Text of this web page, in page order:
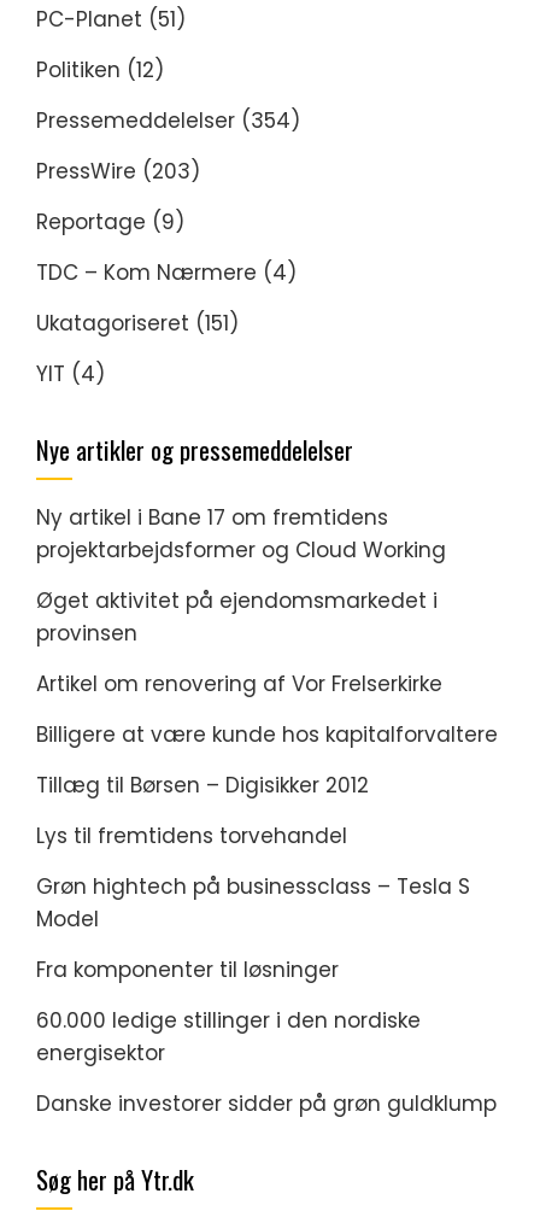
PC-Planet (51)
Politiken (12)
Pressemeddelelser (354)
PressWire (203)
Reportage (9)
TDC – Kom Nærmere (4)
Ukatagoriseret (151)
YIT (4)
Nye artikler og pressemeddelelser
Ny artikel i Bane 17 om fremtidens
projektarbejdsformer og Cloud Working
Øget aktivitet på ejendomsmarkedet i
provinsen
Artikel om renovering af Vor Frelserkirke
Billigere at være kunde hos kapitalforvaltere
Tillæg til Børsen – Digisikker 2012
Lys til fremtidens torvehandel
Grøn hightech på businessclass – Tesla S
Model
Fra komponenter til løsninger
60.000 ledige stillinger i den nordiske
energisektor
Danske investorer sidder på grøn guldklump
Søg her på Ytr.dk